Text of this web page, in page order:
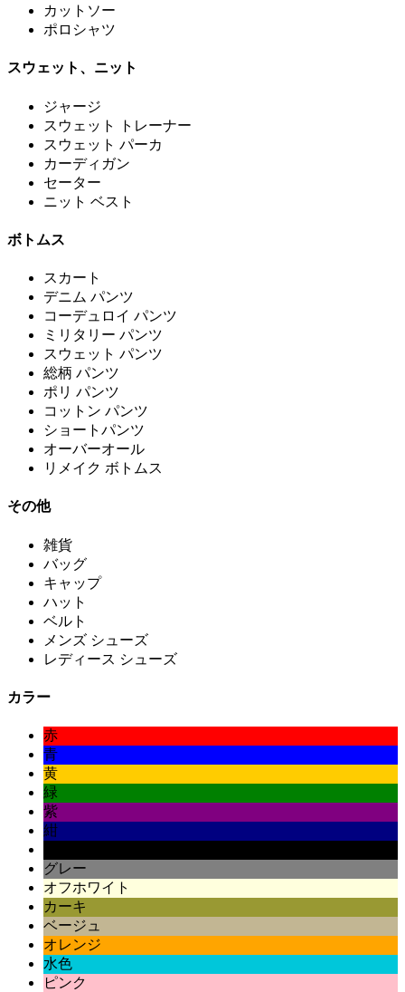
カットソー
ポロシャツ
スウェット、ニット
ジャージ
スウェット トレーナー
スウェット パーカ
カーディガン
セーター
ニット ベスト
ボトムス
スカート
デニム パンツ
コーデュロイ パンツ
ミリタリー パンツ
スウェット パンツ
総柄 パンツ
ポリ パンツ
コットン パンツ
ショートパンツ
オーバーオール
リメイク ボトムス
その他
雑貨
バッグ
キャップ
ハット
ベルト
メンズ シューズ
レディース シューズ
カラー
赤
青
黄
緑
紫
紺
グレー
オフホワイト
カーキ
ベージュ
オレンジ
水色
ピンク